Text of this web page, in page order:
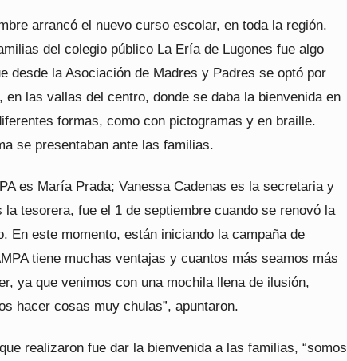
arrancó el nuevo curso escolar, en toda la región.
del colegio público La Ería de Lugones fue algo
desde la Asociación de Madres y Padres se optó por
en las vallas del centro, donde se daba la bienvenida en
formas, como con pictogramas y en braille.
se presentaban ante las familias.
es María Prada; Vanessa Cadenas es la secretaria y
la tesorera, fue el 1 de septiembre cuando se renovó la
En este momento, están iniciando la campaña de
tiene muchas ventajas y cuantos más seamos más
ya que venimos con una mochila llena de ilusión,
hacer cosas muy chulas”, apuntaron.
realizaron fue dar la bienvenida a las familias, “somos